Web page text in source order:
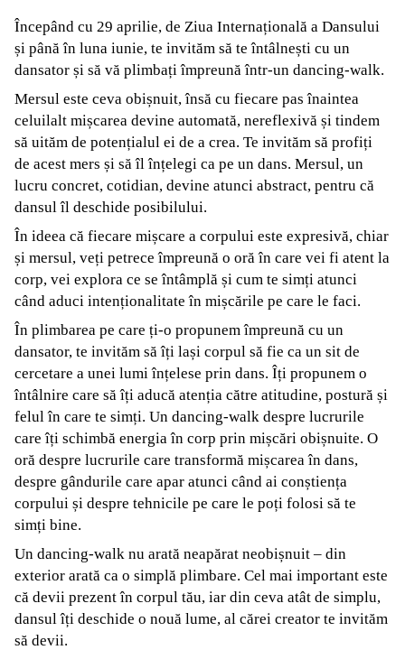
Începând cu 29 aprilie, de Ziua Internațională a Dansului
și până în luna iunie, te invităm să te întâlnești cu un
dansator și să vă plimbați împreună într-un dancing-walk.
Mersul este ceva obișnuit, însă cu fiecare pas înaintea
celuilalt mișcarea devine automată, nereflexivă și tindem
să uităm de potențialul ei de a crea. Te invităm să profiți
de acest mers și să îl înțelegi ca pe un dans. Mersul, un
lucru concret, cotidian, devine atunci abstract, pentru că
dansul îl deschide posibilului.
În ideea că fiecare mișcare a corpului este expresivă, chiar
și mersul, veți petrece împreună o oră în care vei fi atent la
corp, vei explora ce se întâmplă și cum te simți atunci
când aduci intenționalitate în mișcările pe care le faci.
În plimbarea pe care ți-o propunem împreună cu un
dansator, te invităm să îți lași corpul să fie ca un sit de
cercetare a unei lumi înțelese prin dans. Îți propunem o
întâlnire care să îți aducă atenția către atitudine, postură și
felul în care te simți. Un dancing-walk despre lucrurile
care îți schimbă energia în corp prin mișcări obișnuite. O
oră despre lucrurile care transformă mișcarea în dans,
despre gândurile care apar atunci când ai conștiența
corpului și despre tehnicile pe care le poți folosi să te
simți bine.
Un dancing-walk nu arată neapărat neobișnuit – din
exterior arată ca o simplă plimbare. Cel mai important este
că devii prezent în corpul tău, iar din ceva atât de simplu,
dansul îți deschide o nouă lume, al cărei creator te invităm
să devii.